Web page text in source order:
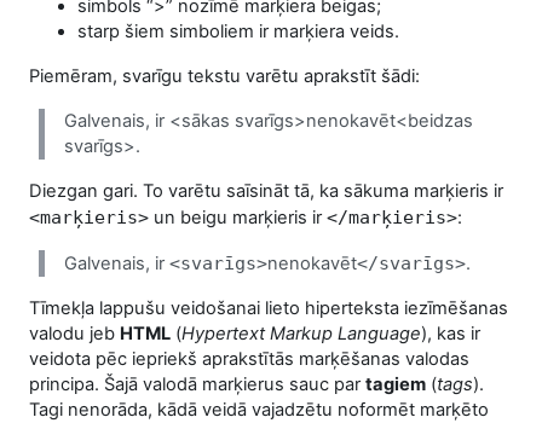
simbols “>” nozīmē marķiera beigas;
starp šiem simboliem ir marķiera veids.
Piemēram, svarīgu tekstu varētu aprakstīt šādi:
Galvenais, ir <sākas svarīgs>nenokavēt<beidzas
svarīgs>.
Diezgan gari. To varētu saīsināt tā, ka sākuma marķieris ir
<marķieris> un beigu marķieris ir</marķieris>:
Galvenais, ir <svarīgs>nenokavēt</svarīgs>.
Tīmekļa lappušu veidošanai lieto hiperteksta iezīmēšanas
valodu jeb HTML (Hypertext Markup Language), kas ir
veidota pēc iepriekš aprakstītās marķēšanas valodas
principa. Šajā valodā marķierus sauc partagiem (tags).
Tagi nenorāda, kādā veidā vajadzētu noformēt marķēto